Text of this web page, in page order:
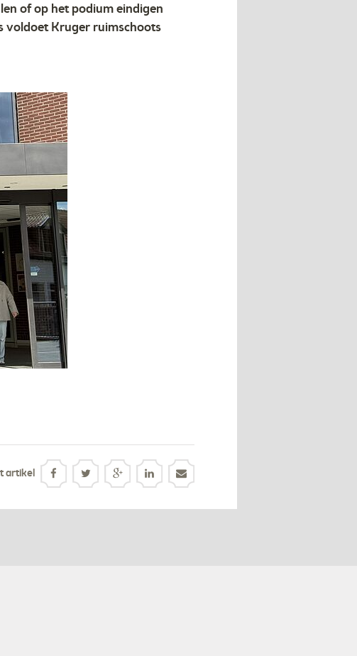
of op het podium eindigen
voldoet Kruger ruimschoots
artikel